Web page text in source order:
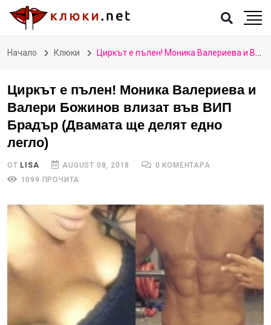
Начало Клюки Циркът е пълен! Моника Валериева и Валери Божинов влизат във ВИП Брадър (Двамата ще делят едно легло)
Циркът е пълен! Моника Валериева и
Валери Божинов влизат във ВИП
Брадър (Двамата ще делят едно
легло)
ОТ LISA AUGUST 08, 2018
0 КОМЕНТАРА
1099 ПРОЧИТА